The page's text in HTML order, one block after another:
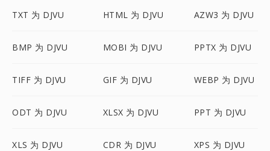
TXT 为 DJVU HTML 为 DJVU AZW3 为 DJVU
BMP 为 DJVU MOBI 为 DJVU PPTX 为 DJVU
TIFF 为 DJVU GIF 为 DJVU WEBP 为 DJVU
ODT 为 DJVU XLSX 为 DJVU PPT 为 DJVU
XLS 为 DJVU CDR 为 DJVU XPS 为 DJVU